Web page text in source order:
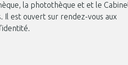
la photothèque et et le
Il est ouvert sur rendez-vous aux